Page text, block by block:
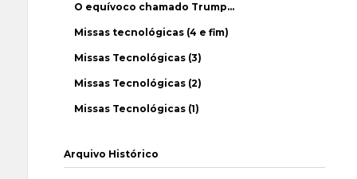
O equívoco chamado Trump…
Missas tecnológicas (4 e fim)
Missas Tecnológicas (3)
Missas Tecnológicas (2)
Missas Tecnológicas (1)
Arquivo Histórico